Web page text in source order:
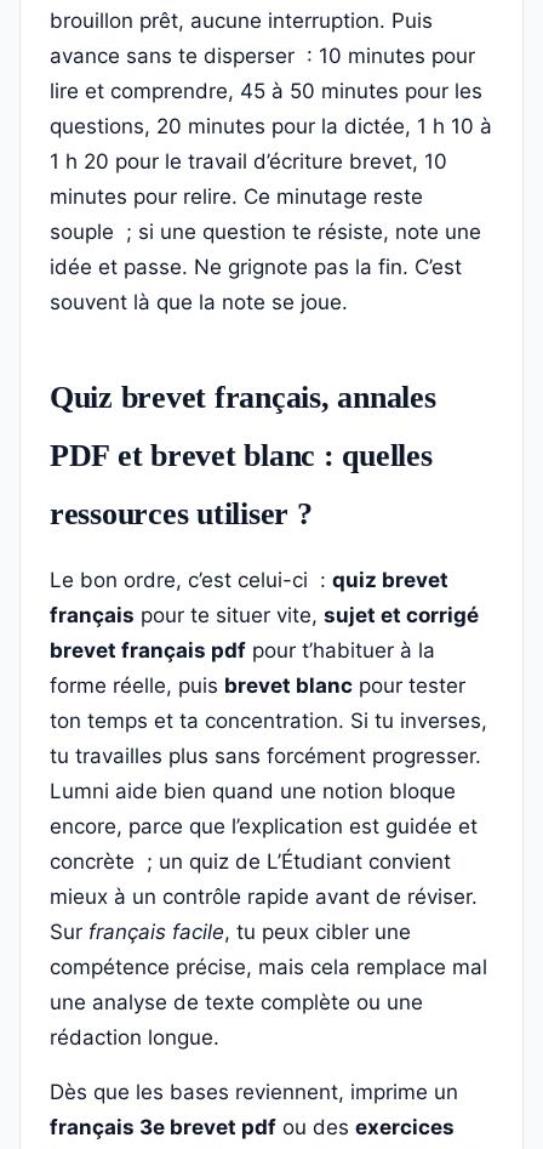
brouillon prêt, aucune interruption. Puis
avance sans te disperser : 10 minutes pour
lire et comprendre, 45 à 50 minutes pour les
questions, 20 minutes pour la dictée, 1 h 10 à
1 h 20 pour le travail d’écriture brevet, 10
minutes pour relire. Ce minutage reste
souple ; si une question te résiste, note une
idée et passe. Ne grignote pas la fin. C’est
souvent là que la note se joue.
Quiz brevet français, annales
PDF et brevet blanc : quelles
ressources utiliser ?
Le bon ordre, c’est celui-ci : quiz brevet
français pour te situer vite, sujet et corrigé
brevet français pdf pour t’habituer à la
forme réelle, puis brevet blanc pour tester
ton temps et ta concentration. Si tu inverses,
tu travailles plus sans forcément progresser.
Lumni aide bien quand une notion bloque
encore, parce que l’explication est guidée et
concrète ; un quiz de L’Étudiant convient
mieux à un contrôle rapide avant de réviser.
Sur français facile, tu peux cibler une
compétence précise, mais cela remplace mal
une analyse de texte complète ou une
rédaction longue.
Dès que les bases reviennent, imprime un
français 3e brevet pdf ou des exercices